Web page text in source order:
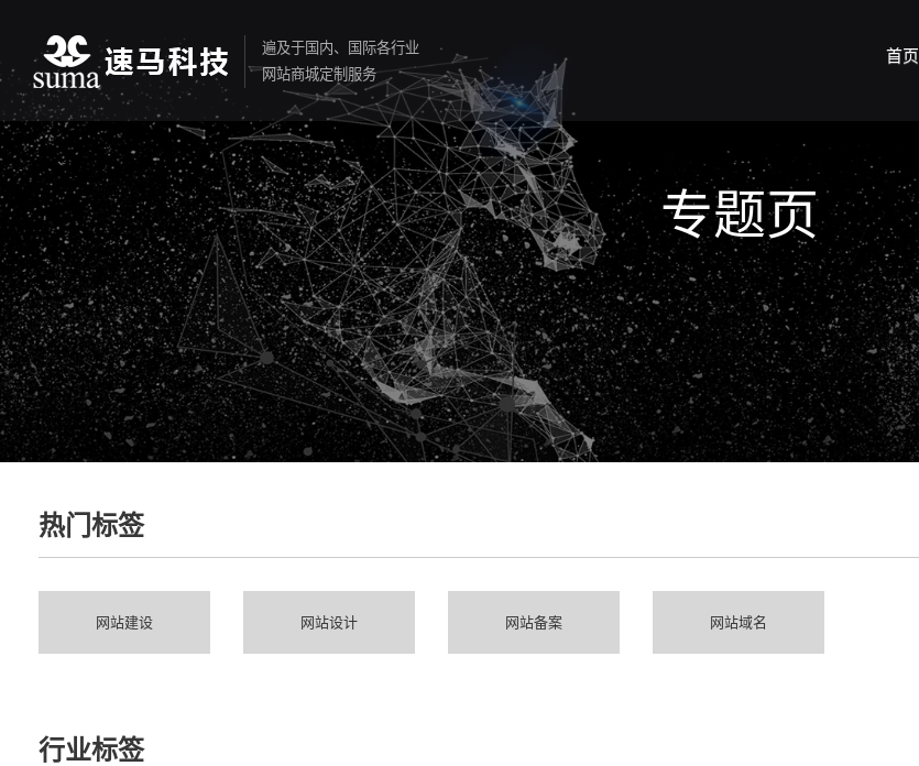
遍及于国内、国际各行业
网站商城定制服务
首页
专题页
热门标签
网站建设 网站设计 网站备案 网站域名
行业标签